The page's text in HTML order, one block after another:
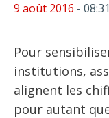
9 août 2016 - 08:31
Pour
institutions,
alignent les
pour autant